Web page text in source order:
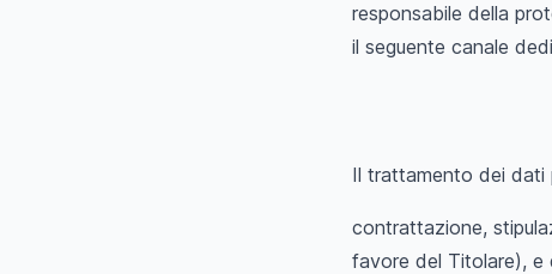
responsabile della
il seguente canale
Il trattamento dei dati
contrattazione,
favore del Titolare), e